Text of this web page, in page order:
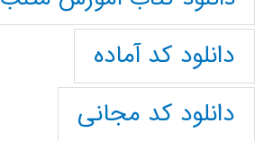
دانلود کد آماده
دانلود کد مجانی